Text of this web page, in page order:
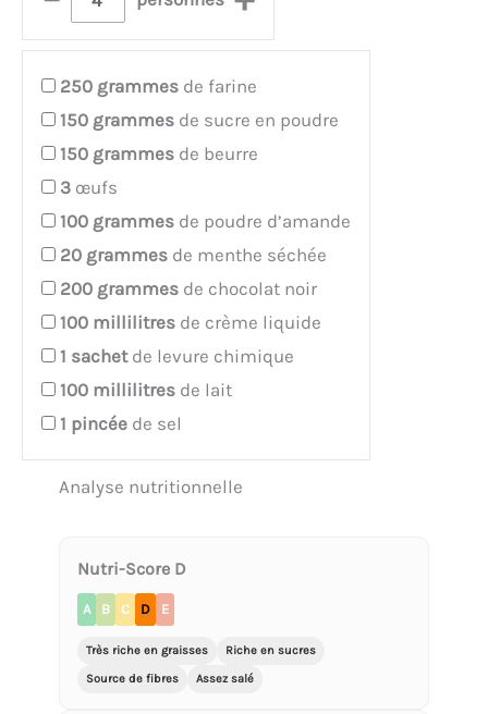
250 grammes de farine
150 grammes de sucre en poudre
150 grammes de beurre
3 œufs
100 grammes de poudre d’amande
20 grammes de menthe séchée
200 grammes de chocolat noir
100 millilitres de crème liquide
1 sachetde levure chimique
100 millilitres de lait
1 pincée de sel
Analyse nutritionnelle
Nutri-Score D
A B C D E
Très riche en graisses
Riche en sucres
Source de fibres
Assez salé